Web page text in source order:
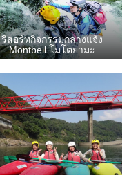
รีสอร์ทกิจกรรมกลางแจ้ง
Montbell โมโตยามะ